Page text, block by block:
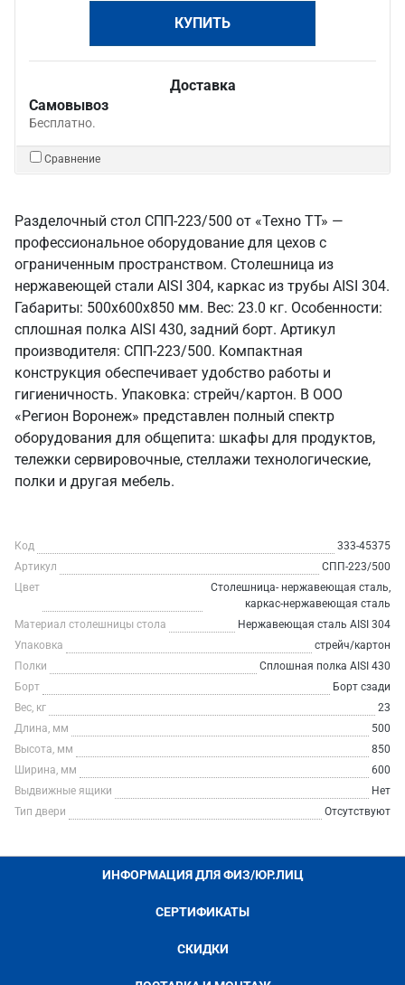
КУПИТЬ
Доставка
Самовывоз
Бесплатно.
Сравнение
Разделочный стол СПП-223/500 от «Техно ТТ» —
профессиональное оборудование для цехов с
ограниченным пространством. Столешница из
нержавеющей стали AISI 304, каркас из трубы AISI 304.
Габариты: 500x600x850 мм. Вес: 23.0 кг. Особенности:
сплошная полка AISI 430, задний борт. Артикул
производителя: СПП-223/500. Компактная
конструкция обеспечивает удобство работы и
гигиеничность. Упаковка: стрейч/картон. В ООО
«Регион Воронеж» представлен полный спектр
оборудования для общепита: шкафы для продуктов,
тележки сервировочные, стеллажи технологические,
полки и другая мебель.
Код
333-45375
Артикул
СПП-223/500
Цвет
Столешница- нержавеющая сталь,
каркас-нержавеющая сталь
Материал столешницы стола
Нержавеющая сталь AISI 304
Упаковка
стрейч/картон
Полки
Сплошная полка AISI 430
Борт
Борт сзади
Вес, кг
23
Длина, мм
500
Высота, мм
850
Ширина, мм
600
Выдвижные ящики
Нет
Тип двери
Отсутствуют
ИНФОРМАЦИЯ ДЛЯ ФИЗ/ЮР.ЛИЦ
СЕРТИФИКАТЫ
СКИДКИ